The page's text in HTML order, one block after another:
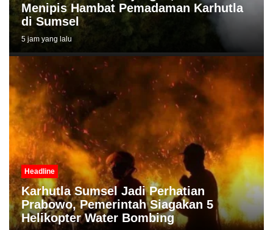
Menipis Hambat Pemadaman Karhutla
di Sumsel
5 jam yang lalu
Headline
Karhutla Sumsel Jadi Perhatian
Prabowo, Pemerintah Siagakan 5
Helikopter Water Bombing